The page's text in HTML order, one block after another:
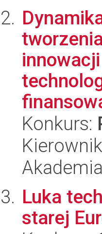
innowacji
Konkurs:
Luka
starej